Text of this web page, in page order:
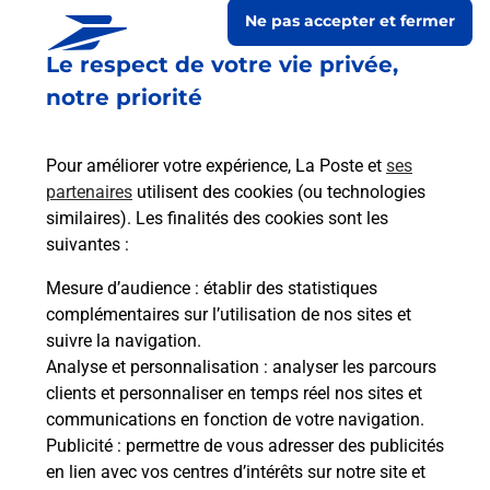
Le respect de votre vie privée,
notre priorité
Pour améliorer votre expérience, La Poste et ses
partenaires utilisent des cookies (ou technologies
similaires). Les finalités des cookies sont les
suivantes :
Mesure d’audience : établir des statistiques
complémentaires sur l’utilisation de nos sites et
suivre la navigation.
Analyse et personnalisation : analyser les parcours
clients et personnaliser en temps réel nos sites et
communications en fonction de votre navigation.
Publicité : permettre de vous adresser des publicités
en lien avec vos centres d’intérêts sur notre site et
Ne pas accepter et fermer
Prochaine collecte du courrierlundià 09h00
11 Rue Du Bassin
11300 Pauligne
Itinéraire
Le lien s'ouvre dans un nouvel onglet